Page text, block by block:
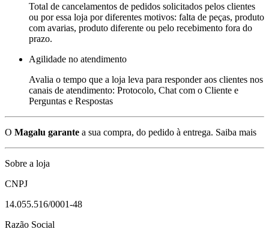
Total de cancelamentos de pedidos solicitados pelos clientes
ou por essa loja por diferentes motivos: falta de peças, produto
com avarias, produto diferente ou pelo recebimento fora do
prazo.
Agilidade no atendimento
Avalia o tempo que a loja leva para responder aos clientes nos
canais de atendimento: Protocolo, Chat com o Cliente e
Perguntas e Respostas
O Magalu garante a sua compra, do pedido à entrega. Saiba mais
Sobre a loja
CNPJ
14.055.516/0001-48
Razão Social